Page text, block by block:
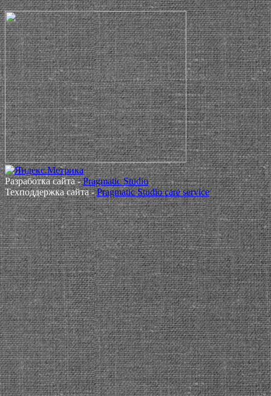
Разработка сайта -Pragmatic Studio
Техподдержка сайта -Pragmatic Studio care service